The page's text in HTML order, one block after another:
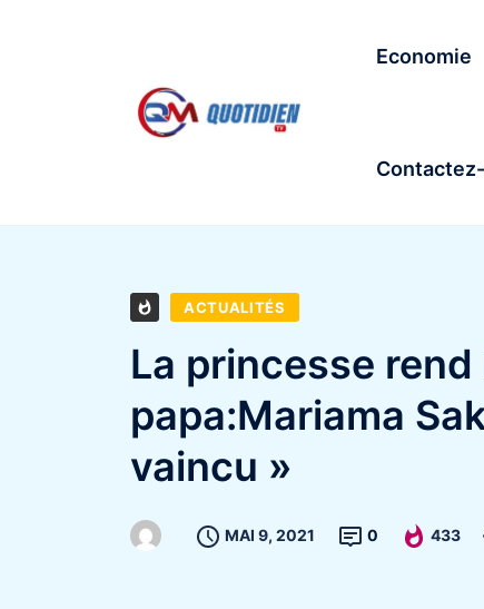
Economie
ACTUALITÉS
La princesse
papa:Mariama
vaincu »
MAI 9, 2021 0 433